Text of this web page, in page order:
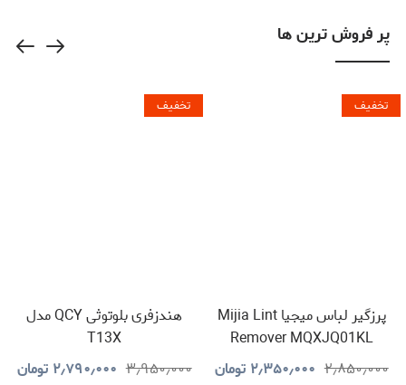
پر فروش ترین ها
تخفیف
پرزگیر لباس میجیا Mijia Lint
Remover MQXJQ01KL
۲٫۸۵۰٫۰۰۰ ۲٫۳۵۰٫۰۰۰ تومان
تخفیف
هندزفری بلوتوثی QCY مدل
T13X
۳٫۹۵۰٫۰۰۰ ۲٫۷۹۰٫۰۰۰ تومان